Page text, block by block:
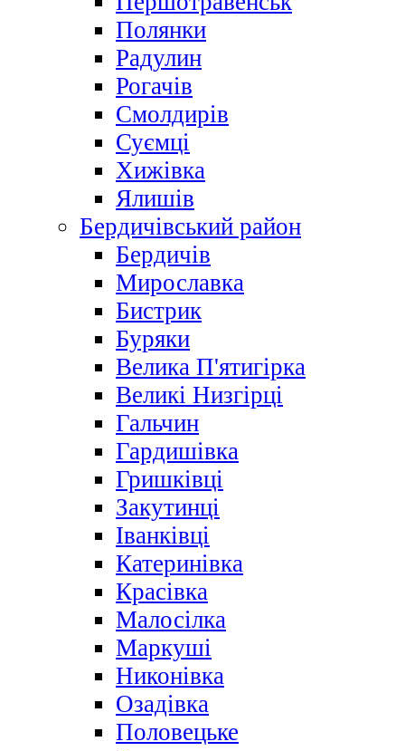
Полянки
Радулин
Рогачів
Смолдирів
Суємці
Хижівка
Ялишів
Бердичівський район
Бердичів
Мирославка
Бистрик
Буряки
Велика П'ятигірка
Великі Низгірці
Гальчин
Гардишівка
Гришківці
Закутинці
Іванківці
Катеринівка
Красівка
Малосілка
Маркуші
Никонівка
Озадівка
Половецьке